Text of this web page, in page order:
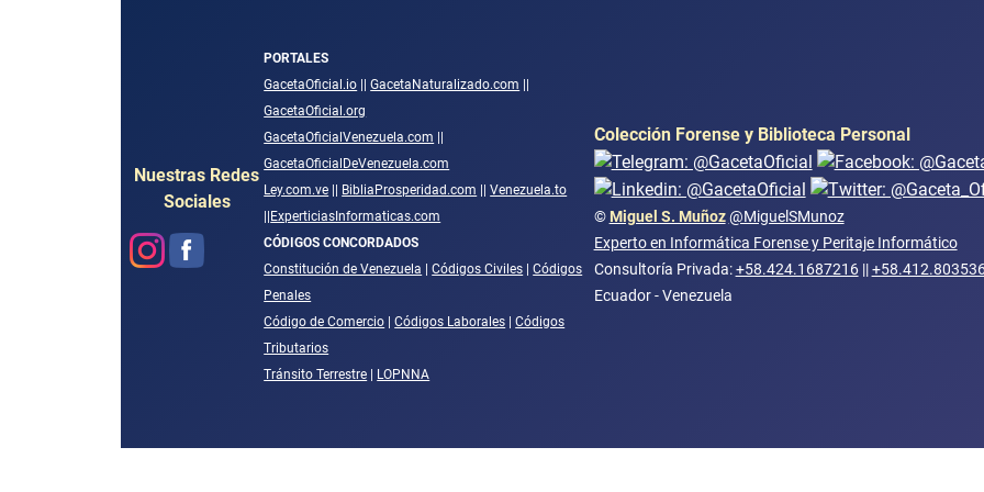
Nuestras Redes
Sociales
PORTALES
GacetaOficial.io ||GacetaNaturalizado.com ||
GacetaOficial.org
GacetaOficialVenezuela.com ||
GacetaOficialDeVenezuela.com
Ley.com.ve || BibliaProsperidad.com ||Venezuela.to
||ExperticiasInformaticas.com
CÓDIGOS CONCORDADOS
Constitución de Venezuela |Códigos Civiles |Códigos
Penales
Código de Comercio |Códigos Laborales |Códigos
Tributarios
Tránsito Terrestre | LOPNNA
Colección Forense y Biblioteca Personal
©Miguel S. Muñoz @MiguelSMunoz
Experto en Informática Forense y Peritaje Informático
Consultoría Privada:+58.424.1687216||
Ecuador - Venezuela